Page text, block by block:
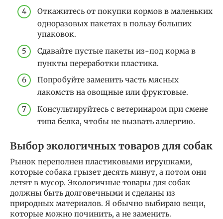
Откажитесь от покупки кормов в маленьких
одноразовых пакетах в пользу больших
упаковок.
Сдавайте пустые пакеты из-под корма в
пункты переработки пластика.
Попробуйте заменить часть мясных
лакомств на овощные или фруктовые.
Консультируйтесь с ветеринаром при смене
типа белка, чтобы не вызвать аллергию.
Выбор экологичных товаров для собак
Рынок переполнен пластиковыми игрушками,
которые собака грызет десять минут, а потом они
летят в мусор. Экологичные товары для собак
должны быть долговечными и сделаны из
природных материалов. Я обычно выбираю вещи,
которые можно починить, а не заменить.